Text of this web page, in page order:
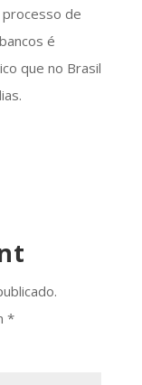
de
é
que no Brasil
*